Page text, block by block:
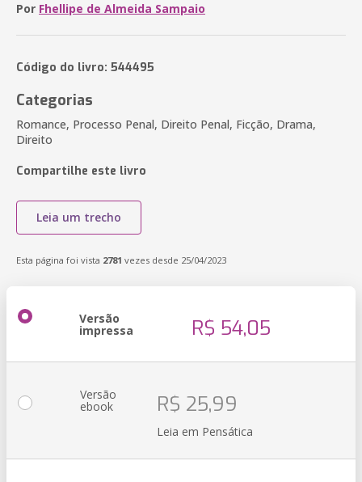
Por Fhellipe de Almeida Sampaio
Código do livro: 544495
Categorias
Romance, Processo Penal, Direito Penal, Ficção, Drama,
Direito
Compartilhe este livro
Leia um trecho
Esta página foi vista 2781 vezes desde 25/04/2023
Versão
impressa R$ 54,05
Versão
ebook R$ 25,99
Leia em Pensática